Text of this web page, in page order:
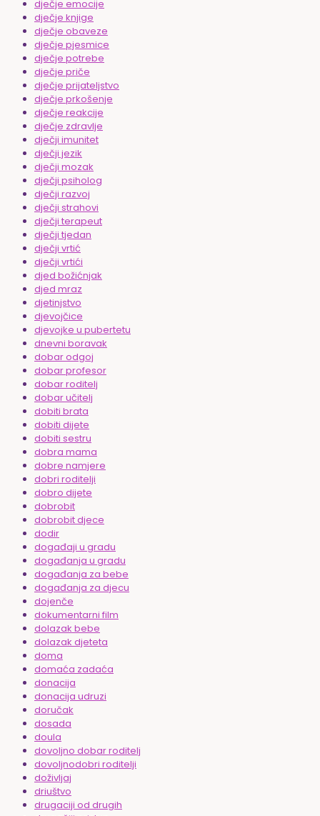
dječje emocije
dječje knjige
dječje obaveze
dječje pjesmice
dječje potrebe
dječje priče
dječje prijateljstvo
dječje prkošenje
dječje reakcije
dječje zdravlje
dječji imunitet
dječji jezik
dječji mozak
dječji psiholog
dječji razvoj
dječji strahovi
dječji terapeut
dječji tjedan
dječji vrtić
dječji vrtići
djed božićnjak
djed mraz
djetinjstvo
djevojčice
djevojke u pubertetu
dnevni boravak
dobar odgoj
dobar profesor
dobar roditelj
dobar učitelj
dobiti brata
dobiti dijete
dobiti sestru
dobra mama
dobre namjere
dobri roditelji
dobro dijete
dobrobit
dobrobit djece
dodir
događaji u gradu
događanja u gradu
događanja za bebe
događanja za djecu
dojenče
dokumentarni film
dolazak bebe
dolazak djeteta
doma
domaća zadaća
donacija
donacija udruzi
doručak
dosada
doula
dovoljno dobar roditelj
dovoljnodobri roditelji
doživljaj
driuštvo
drugaciji od drugih